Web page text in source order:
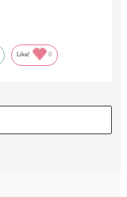
Like! 0